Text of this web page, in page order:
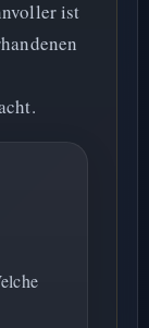
ist